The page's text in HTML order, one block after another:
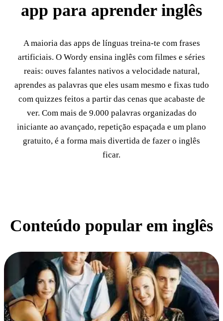
app para aprender inglês
A maioria das apps de línguas treina-te com frases
artificiais. O Wordy ensina inglês com filmes e séries
reais: ouves falantes nativos a velocidade natural,
aprendes as palavras que eles usam mesmo e fixas tudo
com quizzes feitos a partir das cenas que acabaste de
ver. Com mais de 9.000 palavras organizadas do
iniciante ao avançado, repetição espaçada e um plano
gratuito, é a forma mais divertida de fazer o inglês
ficar.
Conteúdo popular em inglês